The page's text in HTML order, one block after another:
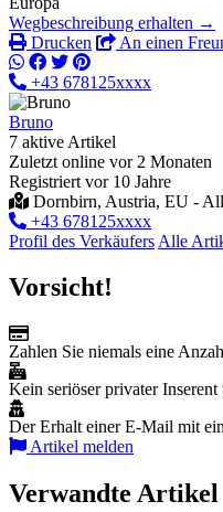
Wegbeschreibung erhalten →
Drucken
An einen
+43 678125xxxx
Bruno
7 aktive Artikel
Zuletzt online vor 2 Monaten
Registriert vor 10 Jahre
Dornbirn, Austria, EU -
+43 678125xxxx
Profil des Verkäufers Alle
Vorsicht!
Zahlen Sie niemals eine
Kein seriöser privater
Der Erhalt einer E-Mail mit
Artikel melden
Verwandte Artikel